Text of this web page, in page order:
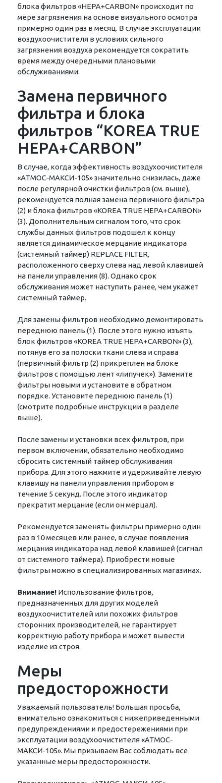
блока фильтров «НЕРА+CARBON» происходит по
мере загрязнения на основе визуального осмотра
примерно один раз в месяц. В случае эксплуатации
воздухоочистителя в условиях сильного
загрязнения воздуха рекомендуется сократить
время между очередными плановыми
обслуживаниями.
Замена первичного
фильтра и блока
фильтров “KOREA TRUE
HEPA+CARBON”
В случае, когда эффективность воздухоочистителя
«АТМОС-МАКСИ-105» значительно снизилась, даже
после регулярной очистки фильтров (см. выше),
рекомендуется полная замена первичного фильтра
(2) и блока фильтров «KOREA TRUE НЕРА+CARBON»
(3). Дополнительным сигналом того, что срок
службы данных фильтров подошел к концу
является динамическое мерцание индикатора
(системный таймер) REPLACE FILTER,
расположенного сверху слева над левой клавишей
на панели управления (8). Однако срок
обслуживания может наступить ранее, чем укажет
системный таймер.
Для замены фильтров необходимо демонтировать
переднюю панель (1). После этого нужно изъять
блок фильтров «KOREA TRUE НЕРА+CARBON» (3),
потянув его за полоски ткани слева и справа
(первичный фильтр (2) прикреплен на блоке
фильтров с помощью лент «липучек»). Замените
фильтры новыми и установите в обратном
порядке. Установите переднюю панель (1)
(смотрите подробные инструкции в разделе
выше).
После замены и установки всех фильтров, при
первом включении, обязательно необходимо
сбросить системный таймер обслуживания
прибора. Для этого нажмите и удерживайте левую
клавишу на панели управления прибором в
течение 5 секунд. После этого индикатор
прекратит мерцание (если он мерцал).
Рекомендуется заменять фильтры примерно один
раз в 10 месяцев или ранее, в случае появления
мерцания индикатора над левой клавишей (сигнал
от системного таймера). Приобрести новые
фильтры можно в специализированных магазинах.
Внимание! Использование фильтров,
предназначенных для других моделей
воздухоочистителей или похожих фильтров
сторонних производителей, не гарантирует
корректную работу прибора и может вывести
изделие из строя.
Меры
предосторожности
Уважаемый пользователь! Большая просьба,
внимательно ознакомиться с нижеприведенными
предупреждениями и предостережениями при
эксплуатации воздухоочистителя «АТМОС-
МАКСИ-105». Мы призываем Вас соблюдать все
указанные меры предосторожности.